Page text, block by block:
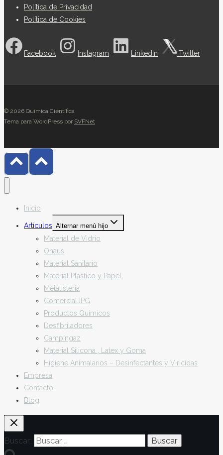
Política de Privacidad
Política de Cookies
Facebook Instagram LinkedIn Twitter
© 2026 Química Científica
Tema para WordPress por SVFNet
Inicio
Artículos Alternar menú hijo
Material de Vidrio
Ohaus
Material Sanitario
Material Plástico y Papel
Metalistería
ComercialJPG
Productos Químicos
Desfibriladores
Campingaz
Material Silicona , Latex y Goma
Higiene Animalarios – Desinfectantes y Viricidas
Empresa
Contacto
Blog
Buscar: